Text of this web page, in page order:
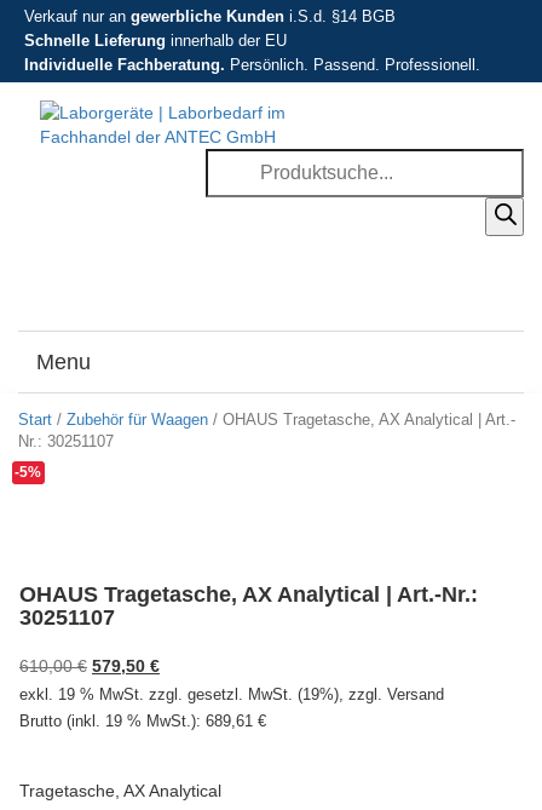
Verkauf nur an gewerbliche Kunden i.S.d. §14 BGB
Schnelle Lieferung innerhalb der EU
Individuelle Fachberatung. Persönlich. Passend. Professionell.
Menu
Start / Zubehör für Waagen / OHAUS Tragetasche, AX Analytical | Art.-
Nr.: 30251107
-5%
OHAUS Tragetasche, AX Analytical | Art.-Nr.:
30251107
610,00€ Ursprünglicher
Preis
war:
579,50 €Aktueller
Preis
ist:
exkl. 19 % MwSt. zzgl. gesetzl. MwSt. (19%), zzgl. Versand
Brutto (inkl. 19 % MwSt.): 689,61 €
Tragetasche, AX Analytical